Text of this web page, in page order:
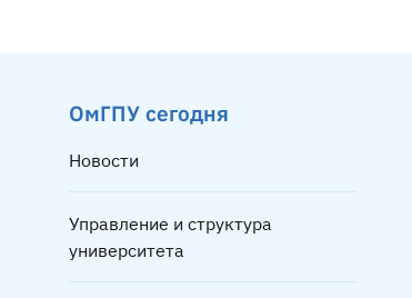
ОмГПУ сегодня
Новости
Управление и структура
университета